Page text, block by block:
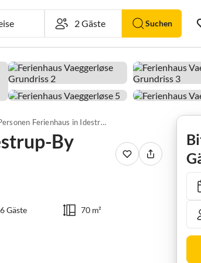
Suchen
6 Personen Ferienhaus in Idestrup-By Traum
By
Gäste 70 m²